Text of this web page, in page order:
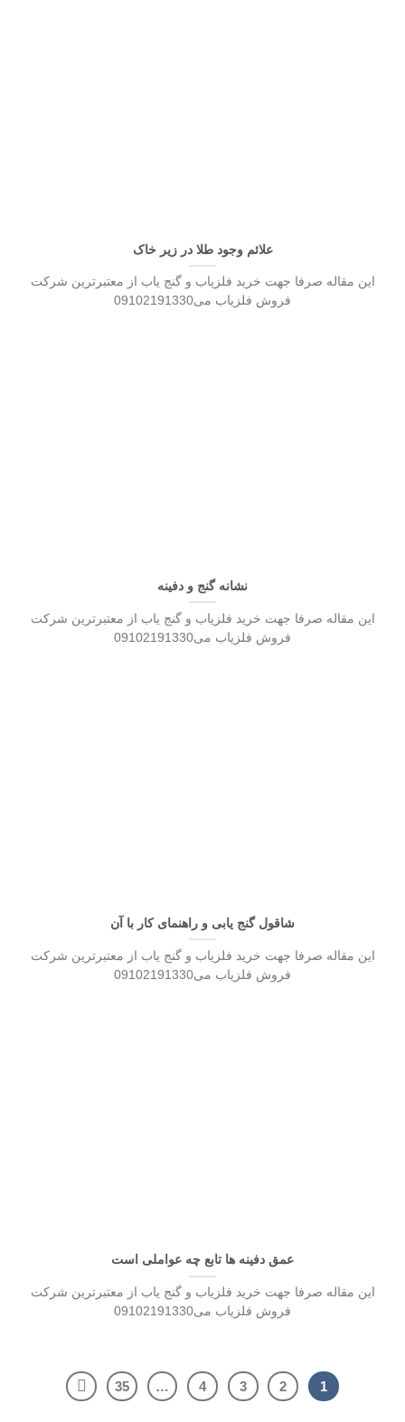
علائم وجود طلا در زیر خاک
این مقاله صرفا جهت خرید فلزیاب و گنج یاب از معتبرترین شرکت
فروش فلزیاب می09102191330
نشانه گنج و دفینه
این مقاله صرفا جهت خرید فلزیاب و گنج یاب از معتبرترین شرکت
فروش فلزیاب می09102191330
شاقول گنج یابی و راهنمای کار با آن
این مقاله صرفا جهت خرید فلزیاب و گنج یاب از معتبرترین شرکت
فروش فلزیاب می09102191330
عمق دفینه ها تابع چه عواملی است
این مقاله صرفا جهت خرید فلزیاب و گنج یاب از معتبرترین شرکت
فروش فلزیاب می09102191330
1
2
3
4
…
35